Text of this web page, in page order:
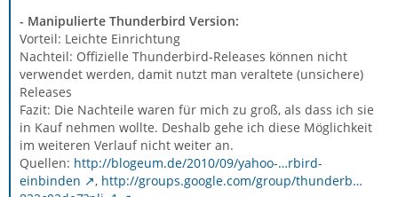
- Manipulierte Thunderbird Version:
Vorteil: Leichte Einrichtung
Nachteil: Offizielle Thunderbird-Releases können nicht
verwendet werden, damit nutzt man veraltete (unsichere)
Releases
Fazit: Die Nachteile waren für mich zu groß, als dass ich sie
in Kauf nehmen wollte. Deshalb gehe ich diese Möglichkeit
im weiteren Verlauf nicht weiter an.
Quellen: http://blogeum.de/2010/09/yahoo-…rbird-
einbinden
, http://groups.google.com/group/thunderb…